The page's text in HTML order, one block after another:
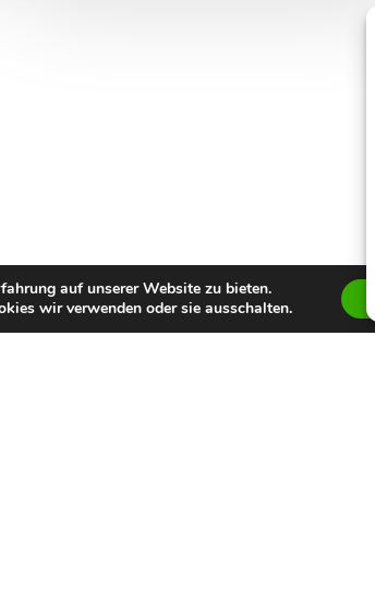
auf unserer Website zu bieten.
wir verwenden oder sie ausschalten.